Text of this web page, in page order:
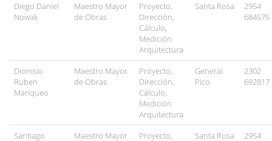
Diego Daniel
Nowak
Maestro Mayor
de Obras
Proyecto,
Dirección,
Cálculo,
Medición
Arquitectura
Santa Rosa
2954
684575
Dionisio
Ruben
Mariqueo
Maestro Mayor
de Obras
Proyecto,
Dirección,
Cálculo,
Medición
Arquitectura
General
Pico
2302
692817
Santiago
Maestro Mayor
Proyecto,
Santa Rosa
2954